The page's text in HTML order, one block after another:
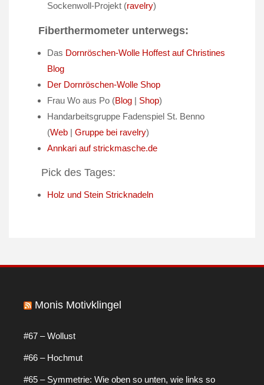
Sockenwoll-Projekt (ravelry)
Fiberthermometer unterwegs:
Das Dornröschen-Wolle Hoffest auf Christines
Blog
Der Dornröschen-Wolle Shop
Frau Wo aus Po (Blog | Shop)
Handarbeitsgruppe Fadenspiel St. Benno
(Web | Gruppe bei ravelry)
Annkari auf strickmasche.de
Pick des Tages:
Holz und Stein Stricknadeln
Monis Motivklingel
#67 – Wollust
#66 – Hochmut
#65 – Symmetrie: Wie oben so unten, wie links so